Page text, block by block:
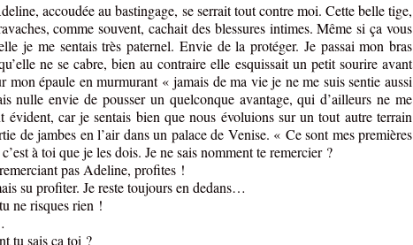
accoudée au bastingage, se serrait tout contre moi. Cette belle tige,
comme souvent, cachait des blessures intimes. Même si ça vous
je me sentais très paternel. Envie de la protéger. Je passai mon bras
ne se cabre, bien au contraire elle esquissait un petit sourire avant
mon épaule en murmurant « jamais de ma vie je ne me suis sentie aussi
nulle envie de pousser un quelconque avantage, qui d’ailleurs ne me
évident, car je sentais bien que nous évoluions sur un tout autre terrain
de jambes en l’air dans un palace de Venise. « Ce sont mes premières
à toi que je les dois. Je ne sais nomment te remercier ?
pas Adeline, profites !
profiter. Je reste toujours en dedans…
risques rien !
sais ça toi ?